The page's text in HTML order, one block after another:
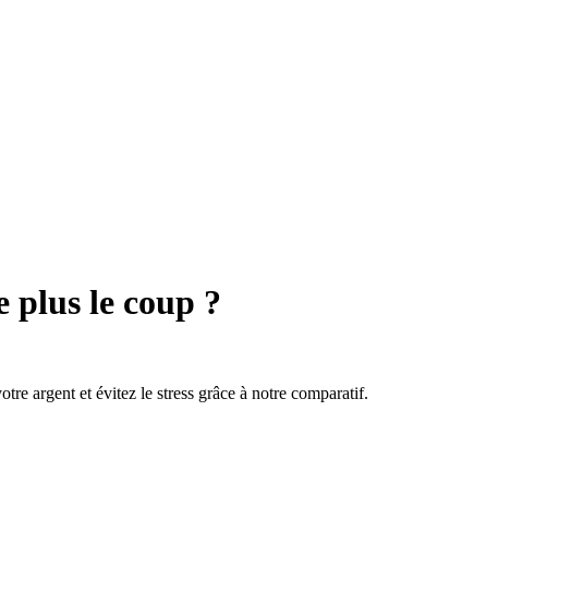
le coup ?
argent et évitez le stress grâce à notre comparatif.